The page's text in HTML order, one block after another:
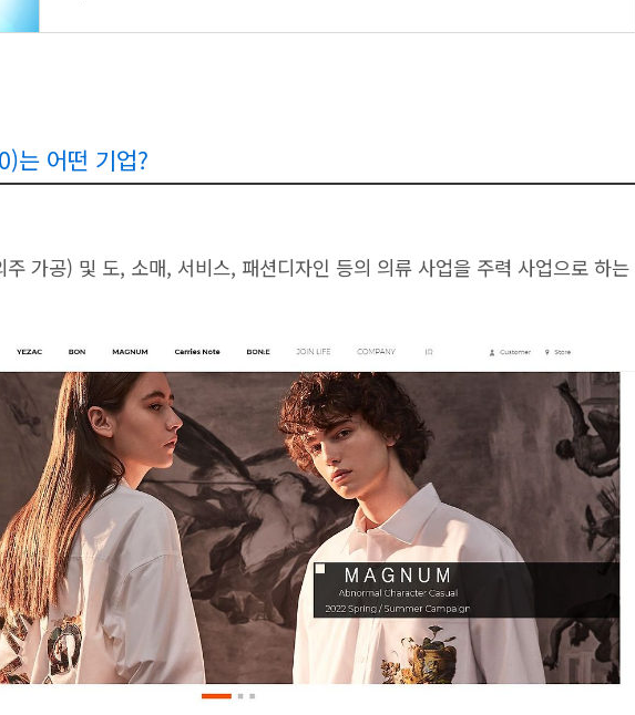
는 어떤 기업?
가공) 및 도, 소매, 서비스, 패션디자인 등의 의류 사업을 주력 사업으로 하는